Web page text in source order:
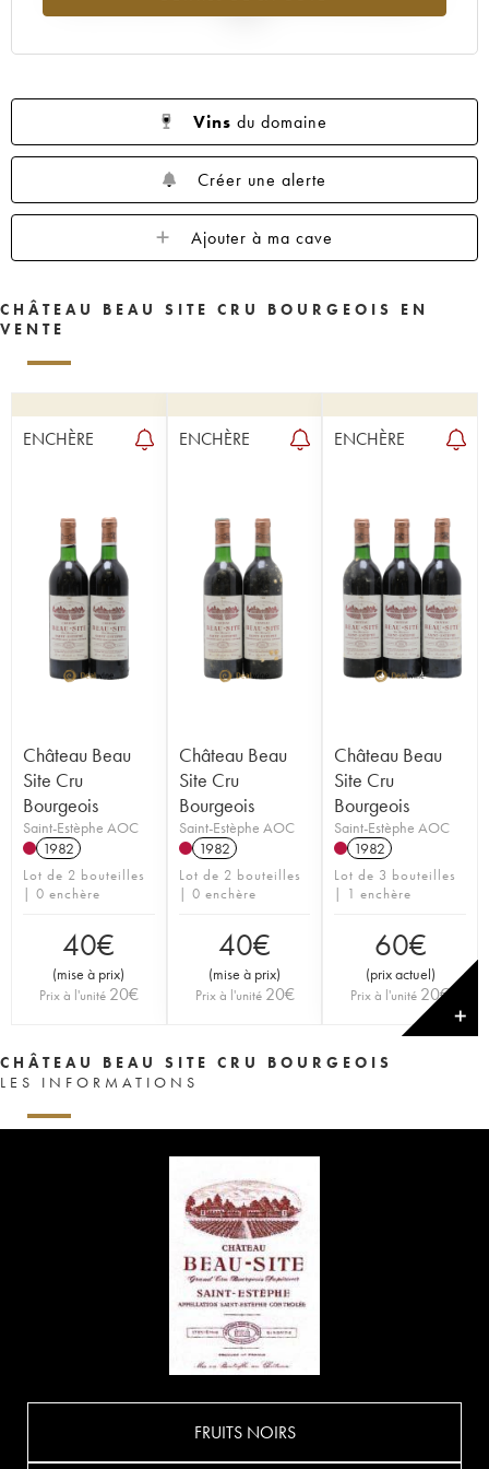
Vins du domaine
Créer une alerte
Ajouter à ma cave
CHÂTEAU BEAU SITE CRU BOURGEOIS EN
VENTE
ENCHÈRE
Château Beau
Site Cru
Bourgeois
Saint-Estèphe AOC
1982
Lot de 2 bouteilles
| 0 enchère
40€
(mise à prix)
Prix à l'unité 20€
ENCHÈRE
Château Beau
Site Cru
Bourgeois
Saint-Estèphe AOC
1982
Lot de 2 bouteilles
| 0 enchère
40€
(mise à prix)
Prix à l'unité 20€
ENCHÈRE
Château Beau
Site Cru
Bourgeois
Saint-Estèphe AOC
1982
Lot de 3 bouteilles
| 1 enchère
60€
(prix actuel)
Prix à l'unité 20€
✕
CHÂTEAU BEAU SITE CRU BOURGEOIS
LES INFORMATIONS
FRUITS NOIRS